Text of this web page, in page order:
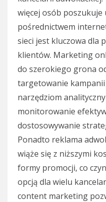
więcej osób poszukuje
pośrednictwem
sieci jest kluczowa dla
klientów. Marketing
do szerokiego grona
targetowanie
narzędziom
monitorowanie
dostosowywanie
Ponadto reklama
wiąże się z niższymi
formy promocji, co
opcją dla wielu
content marketing